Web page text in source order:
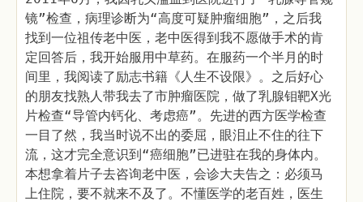
镜”检查，病理诊断为“高度可疑肿瘤细胞”，之后我
找到一位祖传老中医，老中医得到我不愿做手术的肯
定回答后，我开始服用中草药。在服药一个半月的时
间里，我阅读了励志书籍《人生不设限》。之后好心
的朋友找熟人带我去了市肿瘤医院，做了乳腺钼靶X光
片检查“导管内钙化、考虑癌”。先进的西方医学检查
一目了然，我当时说不出的委屈，眼泪止不住的往下
流，这才完全意识到“癌细胞”已进驻在我的身体内。
本想拿着片子去咨询老中医，会诊大夫告之：必须马
上住院，要不就来不及了。不懂医学的老百姓，医生